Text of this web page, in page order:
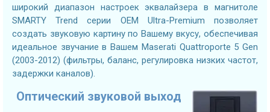
широкий диапазон настроек эквалайзера в магнитоле
SMARTY Trend серии OEM Ultra-Premium позволяет
создать звуковую картину по Вашему вкусу, обеспечивая
идеальное звучание в Вашем Maserati Quattroporte 5 Gen
(2003-2012) (фильтры, баланс, регулировка низких частот,
задержки каналов).
Оптический звуковой выход